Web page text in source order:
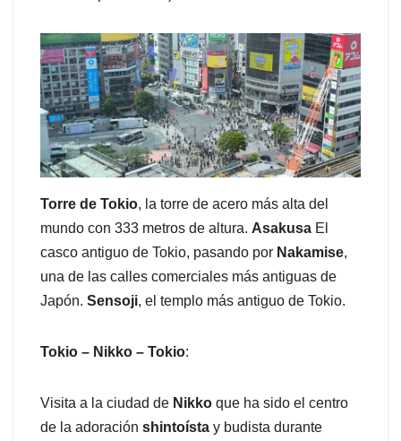
Torre de Tokio, la torre de acero más alta del
mundo con 333 metros de altura. Asakusa El
casco antiguo de Tokio, pasando por Nakamise,
una de las calles comerciales más antiguas de
Japón. Sensoji, el templo más antiguo de Tokio.
Tokio – Nikko – Tokio:
Visita a la ciudad de Nikko que ha sido el centro
de la adoración shintoísta y budista durante